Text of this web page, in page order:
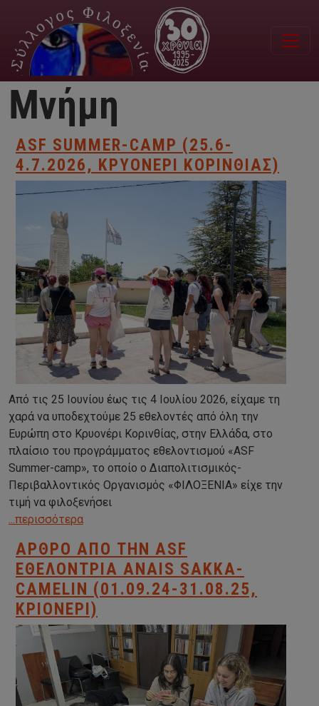
Παράκαμψη προς το κυρίως περιεχόμενο
Μνήμη
ASF SUMMER-CAMP (25.6-
4.7.2026, ΚΡΥΟΝΈΡΙ ΚΟΡΙΝΘΊΑΣ)
Από τις 25 Ιουνίου έως τις 4 Ιουλίου 2026, είχαμε τη
χαρά να υποδεχτούμε 25 εθελοντές από όλη την
Ευρώπη στο Κρυονέρι Κορινθίας, στην Ελλάδα, στο
πλαίσιο του προγράμματος εθελοντισμού «ASF
Summer-camp», το οποίο ο Διαπολιτισμικός-
Περιβαλλοντικός Οργανισμός «ΦΙΛΟΞΕΝΙΑ» είχε την
τιμή να φιλοξενήσει
...περισσότερα
ΆΡΘΡΟ ΑΠΟ ΤΗΝ ASF
ΕΘΕΛΌΝΤΡΙΑ ANAIS SAKKA-
CAMELIN (01.09.24-31.08.25,
ΚΡΙΟΝΈΡΙ)